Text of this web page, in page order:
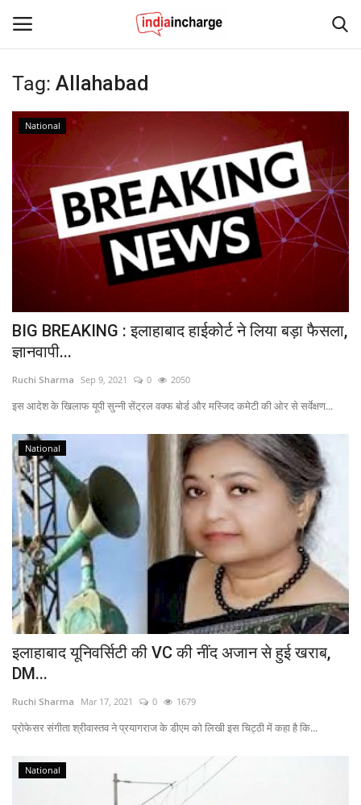
Login
Contact
News
Editorial Pick
Viral Videos
Sports
Health & Wellness
Tag: Allahabad
National
BIG BREAKING : इलाहाबाद हाईकोर्ट ने लिया बड़ा फैसला,
ज्ञानवापी...
Ruchi Sharma Sep 9, 2021 0 2050
इस आदेश के खिलाफ यूपी सुन्नी सेंट्रल वक्फ बोर्ड और मस्जिद कमेटी की ओर से सर्वेक्षण...
National
इलाहाबाद यूनिवर्सिटी की VC की नींद अजान से हुई खराब,
DM...
Ruchi Sharma Mar 17, 2021 0 1679
प्रोफेसर संगीता श्रीवास्तव ने प्रयागराज के डीएम को लिखी इस चिट्ठी में कहा है कि...
National